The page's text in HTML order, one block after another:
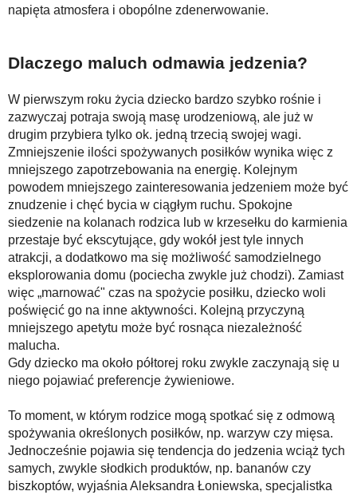
napięta atmosfera i obopólne zdenerwowanie.
Dlaczego maluch odmawia jedzenia?
W pierwszym roku życia dziecko bardzo szybko rośnie i
zazwyczaj potraja swoją masę urodzeniową, ale już w
drugim przybiera tylko ok. jedną trzecią swojej wagi.
Zmniejszenie ilości spożywanych posiłków wynika więc z
mniejszego zapotrzebowania na energię. Kolejnym
powodem mniejszego zainteresowania jedzeniem może być
znudzenie i chęć bycia w ciągłym ruchu. Spokojne
siedzenie na kolanach rodzica lub w krzesełku do karmienia
przestaje być ekscytujące, gdy wokół jest tyle innych
atrakcji, a dodatkowo ma się możliwość samodzielnego
eksplorowania domu (pociecha zwykle już chodzi). Zamiast
więc „marnować" czas na spożycie posiłku, dziecko woli
poświęcić go na inne aktywności. Kolejną przyczyną
mniejszego apetytu może być rosnąca niezależność
malucha.
Gdy dziecko ma około półtorej roku zwykle zaczynają się u
niego pojawiać preferencje żywieniowe.
To moment, w którym rodzice mogą spotkać się z odmową
spożywania określonych posiłków, np. warzyw czy mięsa.
Jednocześnie pojawia się tendencja do jedzenia wciąż tych
samych, zwykle słodkich produktów, np. bananów czy
biszkoptów, wyjaśnia Aleksandra Łoniewska, specjalistka